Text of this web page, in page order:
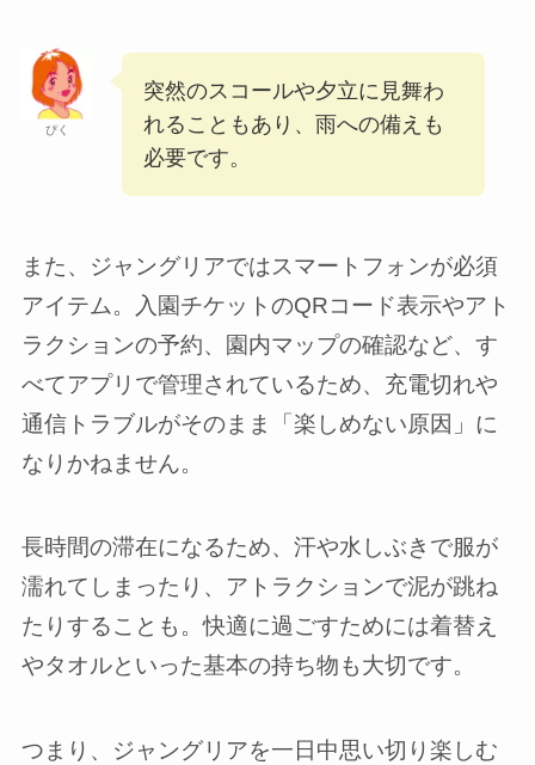
ぴく
突然のスコールや夕立に見舞わ
れることもあり、雨への備えも
必要です。
また、ジャングリアではスマートフォンが必須
アイテム。入園チケットのQRコード表示やアト
ラクションの予約、園内マップの確認など、す
べてアプリで管理されているため、充電切れや
通信トラブルがそのまま「楽しめない原因」に
なりかねません。
長時間の滞在になるため、汗や水しぶきで服が
濡れてしまったり、アトラクションで泥が跳ね
たりすることも。快適に過ごすためには着替え
やタオルといった基本の持ち物も大切です。
つまり、ジャングリアを一日中思い切り楽しむ